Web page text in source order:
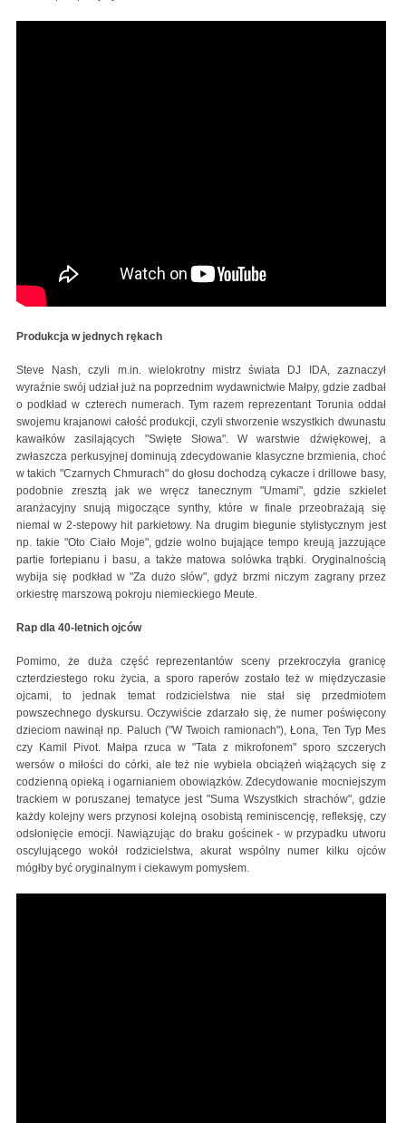
Produkcja w jednych rękach
Steve Nash, czyli m.in. wielokrotny mistrz świata DJ IDA, zaznaczył
wyraźnie swój udział już na poprzednim wydawnictwie Małpy, gdzie zadbał
o podkład w czterech numerach. Tym razem reprezentant Torunia oddał
swojemu krajanowi całość produkcji, czyli stworzenie wszystkich dwunastu
kawałków zasilających "Swięte Słowa". W warstwie dźwiękowej, a
zwłaszcza perkusyjnej dominują zdecydowanie klasyczne brzmienia, choć
w takich "Czarnych Chmurach" do głosu dochodzą cykacze i drillowe basy,
podobnie zresztą jak we wręcz tanecznym "Umami", gdzie szkielet
aranżacyjny snują migoczące synthy, które w finale przeobrażają się
niemal w 2-stepowy hit parkietowy. Na drugim biegunie stylistycznym jest
np. takie "Oto Ciało Moje", gdzie wolno bujające tempo kreują jazzujące
partie fortepianu i basu, a także matowa solówka trąbki. Oryginalnością
wybija się podkład w "Za dużo słów", gdyż brzmi niczym zagrany przez
orkiestrę marszową pokroju niemieckiego Meute.
Rap dla 40-letnich ojców
Pomimo, że duża część reprezentantów sceny przekroczyła granicę
czterdziestego roku życia, a sporo raperów zostało też w międzyczasie
ojcami, to jednak temat rodzicielstwa nie stał się przedmiotem
powszechnego dyskursu. Oczywiście zdarzało się, że numer poświęcony
dzieciom nawinął np. Paluch ("W Twoich ramionach"), Łona, Ten Typ Mes
czy Kamil Pivot. Małpa rzuca w "Tata z mikrofonem" sporo szczerych
wersów o miłości do córki, ale też nie wybiela obciążeń wiążących się z
codzienną opieką i ogarnianiem obowiązków. Zdecydowanie mocniejszym
trackiem w poruszanej tematyce jest "Suma Wszystkich strachów", gdzie
każdy kolejny wers przynosi kolejną osobistą reminiscencję, refleksję, czy
odsłonięcie emocji. Nawiązując do braku gościnek - w przypadku utworu
oscylującego wokół rodzicielstwa, akurat wspólny numer kilku ojców
mógłby być oryginalnym i ciekawym pomysłem.